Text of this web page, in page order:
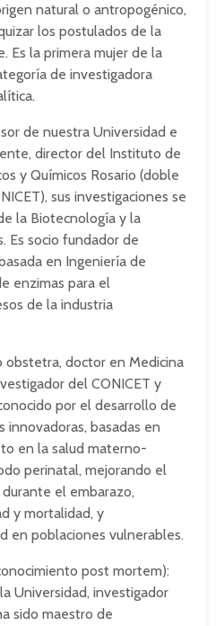
natural o antropogénico,
los postulados de la
Es la primera mujer de la
de investigadora
de nuestra Universidad e
director del Instituto de
y Químicos Rosario (doble
sus investigaciones se
la Biotecnología y la
Es socio fundador de
en Ingeniería de
enzimas para el
de la industria
obstetra, doctor en Medicina
del CONICET y
por el desarrollo de
basadas en
en la salud materno-
perinatal, mejorando el
el embarazo,
y mortalidad, y
en poblaciones vulnerables.
post mortem):
Universidad, investigador
sido maestro de